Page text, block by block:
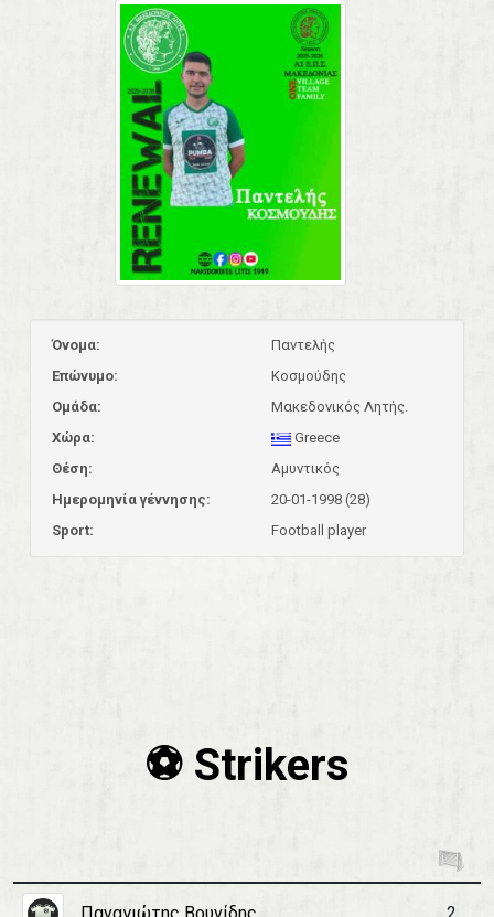
Όνομα:
Παντελής
Επώνυμο:
Κοσμούδης
Ομάδα:
Μακεδονικός Λητής.
Χώρα:
Greece
Θέση:
Αμυντικός
Ημερομηνία γέννησης:
20-01-1998 (28)
Sport:
Football player
⚽️ Strikers